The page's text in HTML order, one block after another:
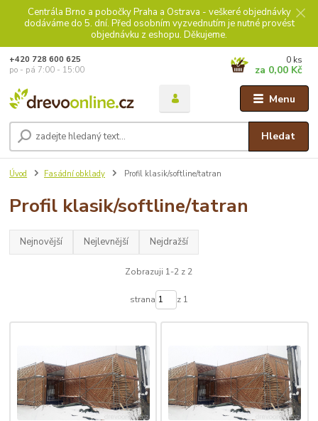
Centrála Brno a pobočky Praha a Ostrava - veškeré objednávky
dodáváme do 5. dní. Před osobním vyzvednutím je nutné provést
objednávku z eshopu. Děkujeme.
Menu
Hledat
+420 728 600 625
po - pá 7:00 - 15:00
0 ks
za 0,00 Kč
Úvod Fasádní obklady Profil klasik/softline/tatran
Profil klasik/softline/tatran
Nejnovější Nejlevnější Nejdražší
Zobrazuji 1-2 z 2
strana z 1